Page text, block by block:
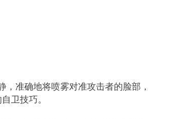
准确地将喷雾对准攻击者的脸部，
卫技巧。